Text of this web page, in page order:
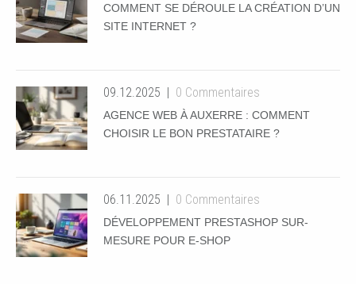
COMMENT SE DÉROULE LA CRÉATION D’UN
SITE INTERNET ?
09.12.2025 0 Commentaires
AGENCE WEB À AUXERRE : COMMENT
CHOISIR LE BON PRESTATAIRE ?
06.11.2025 0 Commentaires
DÉVELOPPEMENT PRESTASHOP SUR-
MESURE POUR E-SHOP